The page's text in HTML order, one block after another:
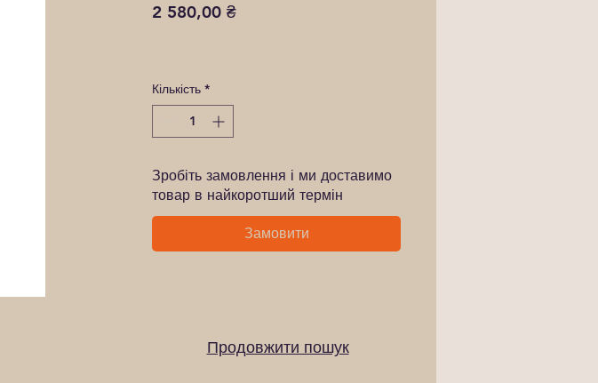
2 580,00 ₴Ціна
Кількість *
Зробіть замовлення і ми доставимо
товар в найкоротший термін
Замовити
Продовжити пошук